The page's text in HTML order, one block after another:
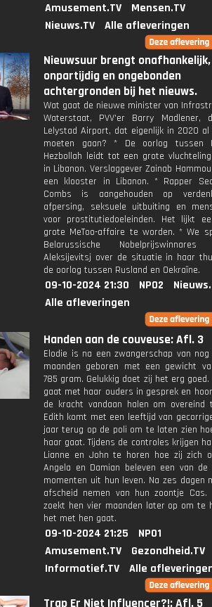
Amusement.TV
Mensen.TV
Nieuws.TV
Alle afleveringen
Nieuwsuur brengt onafhankelijk,
onpartijdig en ongebonden
achtergronden bij het nieuws.
Wat gaat de nieuwe minister van
Waterstaat, PVV'er Barry Madlener,
Lelystad Airport, dat eigenlijk in 2020 al
moeten gaan? * De oorlog tussen
Hezbollah leidt tot een grote
in Libanon. Verslaggever Zainab
een klooster in Libanon. * Rapper
Combs is aangehouden op
afpersing, seksuele uitbuiting en
voor prostitutiedoeleinden. Het lijkt
grote MeToo-affaire te worden. * We
Belarussische Nobelprijswinnares
Aleksijevitsj over de situatie in haar
de oorlog tussen Rusland en Oekraïne.
09-10-2024 21:30 NPO2
Alle afleveringen
Handen aan de couveuse: Afl. 3
Elodie is na een zwangerschap van
maanden geboren met een gewicht
785 gram. Gelukkig doet zij het erg goed.
gaat met haar ouders in gesprek en
de kracht vandaan halen om overeind
Edith komt met een leeftijd van
jaar terug op de poli om te laten zien
haar gaat. Tijdens de controles krijgen
Lianne en John te horen hoe zij zich
Angela en Damian beleven een van
momenten uit hun leven. Na zes dagen
afscheid nemen van hun zoontje Cas.
zoekt hen vier maanden later op om te
het met hen gaat.
09-10-2024 21:25
NPO1
Amusement.TV
Gezondheid.TV
Informatief.TV
Alle
Trap Er Niet Influencer?!: Afl. 5